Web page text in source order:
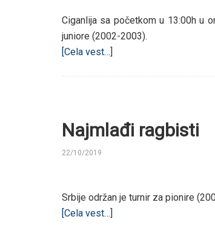
Ciganlija sa početkom u 13:00h u
juniore (2002-2003).
[Cela vest…]
Najmlađi ragbisti
22/10/2019
Srbije održan je turnir za pionire
[Cela vest…]